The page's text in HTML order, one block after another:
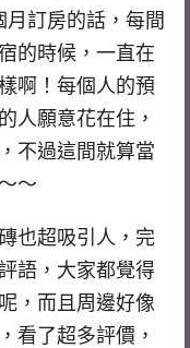
月訂房的話，每間
的時候，一直在
啊！每個人的預
人願意花在住，
不過這間就算當
～
也超吸引人，完
語，大家都覺得
，而且周邊好像
看了超多評價，